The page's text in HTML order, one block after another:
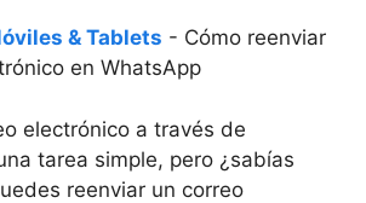
& Tablets - Cómo reenviar
en WhatsApp
electrónico a través de
tarea simple, pero⁢ ¿sabías
reenviar un correo